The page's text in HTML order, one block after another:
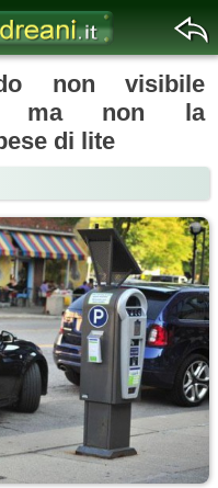
non visibile
ma non la
di lite